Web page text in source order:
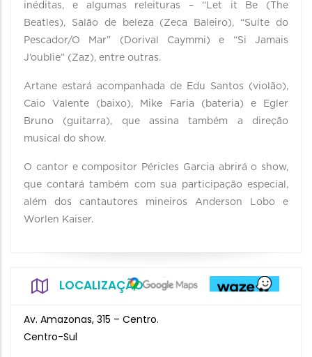
inéditas, e algumas releituras – “Let it Be (The
Beatles), Salão de beleza (Zeca Baleiro), “Suíte do
Pescador/O Mar” (Dorival Caymmi) e “Si Jamais
J’oublie” (Zaz), entre outras.
Artane estará acompanhada de Edu Santos (violão),
Caio Valente (baixo), Mike Faria (bateria) e Egler
Bruno (guitarra), que assina também a direção
musical do show.
O cantor e compositor Péricles Garcia abrirá o show,
que contará também com sua participação especial,
além dos cantautores mineiros Anderson Lobo e
Worlen Kaiser.
LOCALIZAÇÃO
Av. Amazonas, 315 – Centro.
Centro-Sul